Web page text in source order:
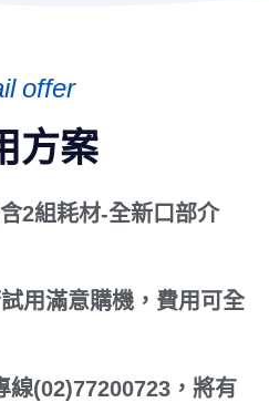
offer
方案
2組耗材-全新口部介
用滿意購機，費用可全
線(02)77200723，將有